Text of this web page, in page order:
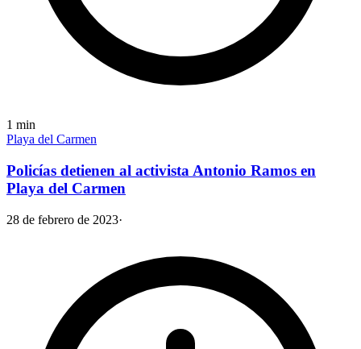
1 min
Playa del Carmen
Policías detienen al activista Antonio Ramos en
Playa del Carmen
28 de febrero de 2023·